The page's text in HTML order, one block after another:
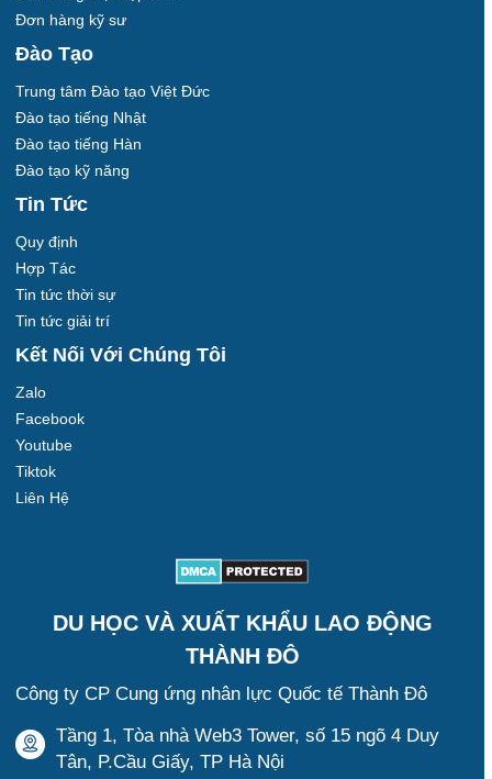
Đơn hàng kỹ sư
Đào Tạo
Trung tâm Đào tạo Việt Đức
Đào tạo tiếng Nhật
Đào tạo tiếng Hàn
Đào tạo kỹ năng
Tin Tức
Quy định
Hợp Tác
Tin tức thời sự
Tin tức giải trí
Kết Nối Với Chúng Tôi
Zalo
Facebook
Youtube
Tiktok
Liên Hệ
DU HỌC VÀ XUẤT KHẨU LAO ĐỘNG
THÀNH ĐÔ
Công ty CP Cung ứng nhân lực Quốc tế Thành Đô
Tầng 1, Tòa nhà Web3 Tower, số 15 ngõ 4 Duy
Tân, P.Cầu Giấy, TP Hà Nội